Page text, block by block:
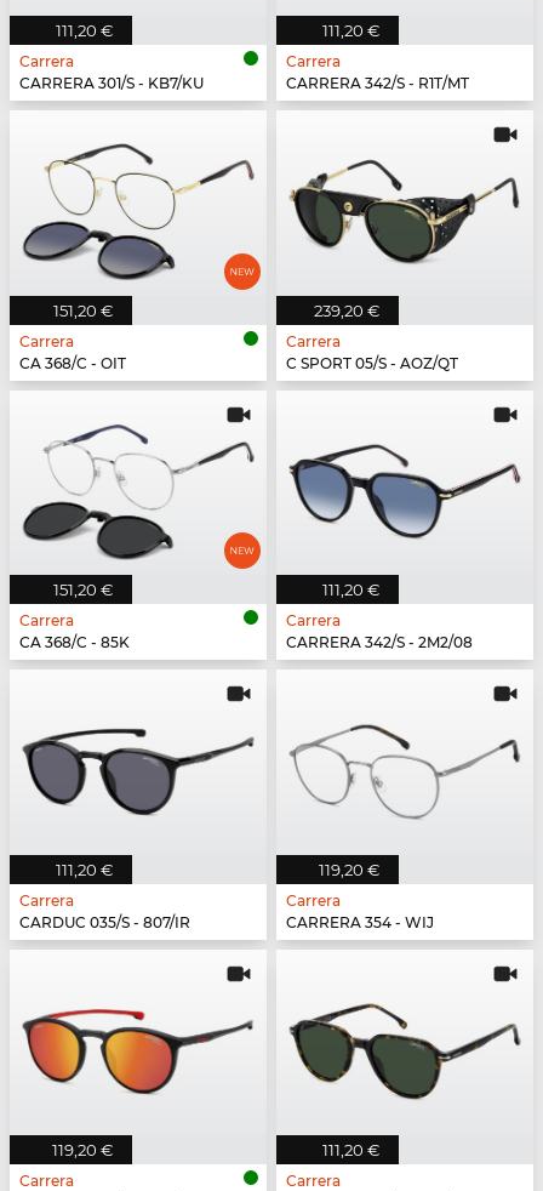
111,20 €
Carrera
CARRERA 301/S - KB7/KU
111,20 €
Carrera
CARRERA 342/S - R1T/MT
151,20 €
Carrera
CA 368/C - OIT
239,20 €
Carrera
C SPORT 05/S - AOZ/QT
151,20 €
Carrera
CA 368/C - 85K
111,20 €
Carrera
CARRERA 342/S - 2M2/08
111,20 €
Carrera
CARDUC 035/S - 807/IR
119,20 €
Carrera
CARRERA 354 - WIJ
119,20 €
Carrera
111,20 €
Carrera